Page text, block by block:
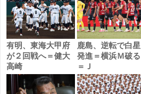
有明、東海大甲府
が２回戦へ＝健大
高崎
鹿島、逆転で白星
発進＝横浜Ｍ破る
＝Ｊ